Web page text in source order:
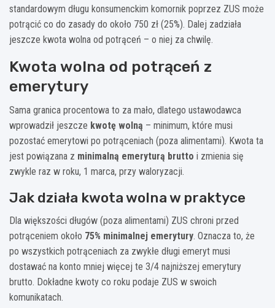
standardowym długu konsumenckim komornik poprzez ZUS może
potrącić co do zasady do około 750 zł (25%). Dalej zadziała
jeszcze kwota wolna od potrąceń – o niej za chwilę.
Kwota wolna od potrąceń z
emerytury
Sama granica procentowa to za mało, dlatego ustawodawca
wprowadził jeszcze kwotę wolną – minimum, które musi
pozostać emerytowi po potrąceniach (poza alimentami). Kwota ta
jest powiązana z minimalną emeryturą brutto i zmienia się
zwykle raz w roku, 1 marca, przy waloryzacji.
Jak działa kwota wolna w praktyce
Dla większości długów (poza alimentami) ZUS chroni przed
potrąceniem około 75% minimalnej emerytury. Oznacza to, że
po wszystkich potrąceniach za zwykłe długi emeryt musi
dostawać na konto mniej więcej te 3/4 najniższej emerytury
brutto. Dokładne kwoty co roku podaje ZUS w swoich
komunikatach.